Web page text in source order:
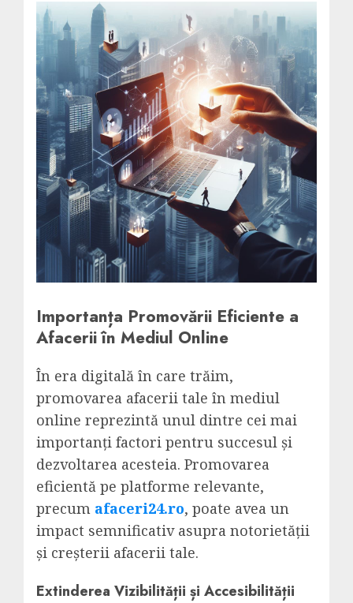
Importanța Promovării Eficiente a
Afacerii în Mediul Online
În era digitală în care trăim,
promovarea afacerii tale în mediul
online reprezintă unul dintre cei mai
importanți factori pentru succesul și
dezvoltarea acesteia. Promovarea
eficientă pe platforme relevante,
precum afaceri24.ro, poate avea un
impact semnificativ asupra notorietății
și creșterii afacerii tale.
Extinderea Vizibilității și Accesibilității